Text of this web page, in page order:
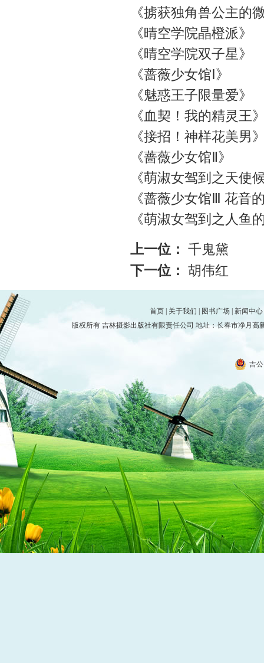
《掳获独角兽公主的
《晴空学院晶橙派》
《晴空学院双子星》
《蔷薇少女馆Ⅰ》
《魅惑王子限量爱》
《血契！我的精灵王
《接招！神样花美男
《蔷薇少女馆Ⅱ》
《萌淑女驾到之天使
《蔷薇少女馆Ⅲ 花音
《萌淑女驾到之人鱼
上一位： 千鬼黛
下一位： 胡伟红
首页 关于我们 图书广场 新闻中心
版权所有 吉林摄影出版社有限责任公司 地址：长春市净月高
吉公